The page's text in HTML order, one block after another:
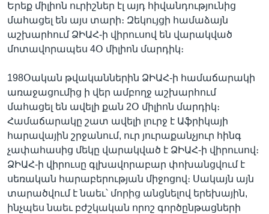
Լեզուներ
Երեք միլիոն ուրիշներ էլ այդ հիվանդությունից
մահացել են այս տարի։ Զեկույցի համաձայն
աշխարհում ՁԻԱՀ-ի վիրուսով են վարակված
մոտավորապես 4Օ միլիոն մարդիկ։
198Օական թվականներին ՁԻԱՀ-ի համաճարակի
առաջացումից ի վեր ամբողջ աշխարհում
մահացել են ավելի քան 2Օ միլիոն մարդիկ։
Համաճարակը շատ ավելի լուրջ է Աֆրիկայի
հարավային շրջանում, ուր յուրաքանչյուր հինգ
չափահասից մեկը վարակված է ՁԻԱՀ-ի վիրուսով։
ՁԻԱՀ-ի վիրուսը գլխավորաբար փոխանցվում է
սեռական հարաբերության միջոցով։ Սակայն այն
տարածվում է նաեւ՝ մորից անցնելով երեխային,
ինչպես նաեւ բժշկական որոշ գործընթացների